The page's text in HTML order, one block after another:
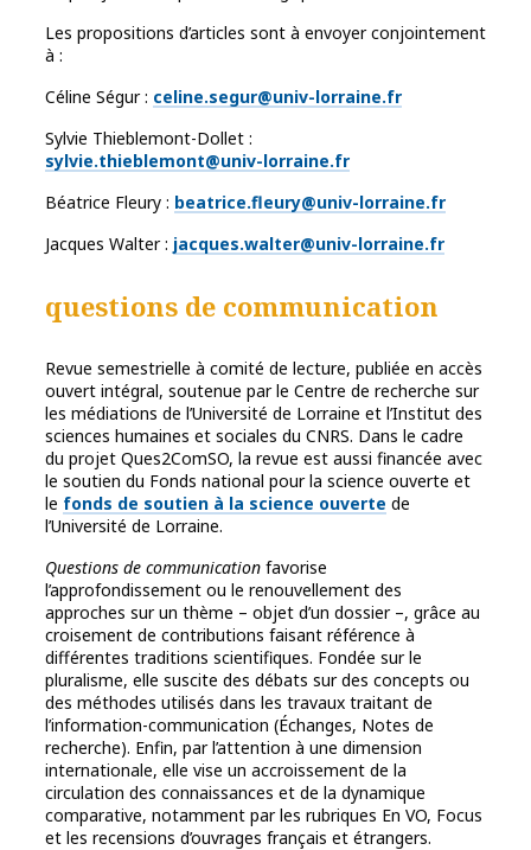
Les propositions d’articles sont à envoyer conjointement
à :
Céline Ségur : celine.segur@univ-lorraine.fr
Sylvie Thieblemont-Dollet :
sylvie.thieblemont@univ-lorraine.fr
Béatrice Fleury : beatrice.fleury@univ-lorraine.fr
Jacques Walter : jacques.walter@univ-lorraine.fr
questions de communication
Revue semestrielle à comité de lecture, publiée en accès
ouvert intégral, soutenue par le Centre de recherche sur
les médiations de l’Université de Lorraine et l’Institut des
sciences humaines et sociales du CNRS. Dans le cadre
du projet Ques2ComSO, la revue est aussi financée avec
le soutien du Fonds national pour la science ouverte et
le fonds de soutien à la science ouverte de
l’Université de Lorraine.
Questions de communication favorise
l’approfondissement ou le renouvellement des
approches sur un thème – objet d’un dossier –, grâce au
croisement de contributions faisant référence à
différentes traditions scientifiques. Fondée sur le
pluralisme, elle suscite des débats sur des concepts ou
des méthodes utilisés dans les travaux traitant de
l’information-communication (Échanges, Notes de
recherche). Enfin, par l’attention à une dimension
internationale, elle vise un accroissement de la
circulation des connaissances et de la dynamique
comparative, notamment par les rubriques En VO, Focus
et les recensions d’ouvrages français et étrangers.